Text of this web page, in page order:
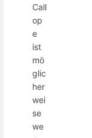
Call
op
e
ist
mö
glic
her
wei
se
we